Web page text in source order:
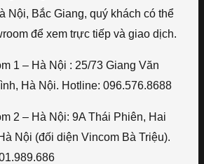
Nội, Bắc Giang, quý khách có thể
để xem trực tiếp và giao dịch.
1 – Hà Nội : 25/73 Giang Văn
Hà Nội. Hotline: 096.576.8688
2 – Hà Nội: 9A Thái Phiên, Hai
Nội (đối diện Vincom Bà Triệu).